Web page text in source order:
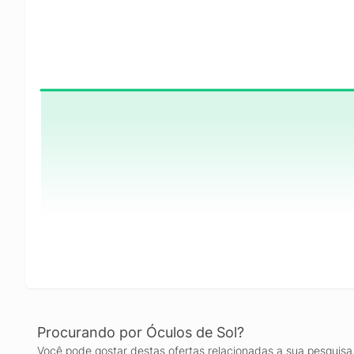
Procurando por Óculos de Sol?
Você pode gostar destas ofertas relacionadas a sua